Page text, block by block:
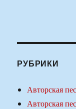
РУБРИКИ
Авторская
Авторская